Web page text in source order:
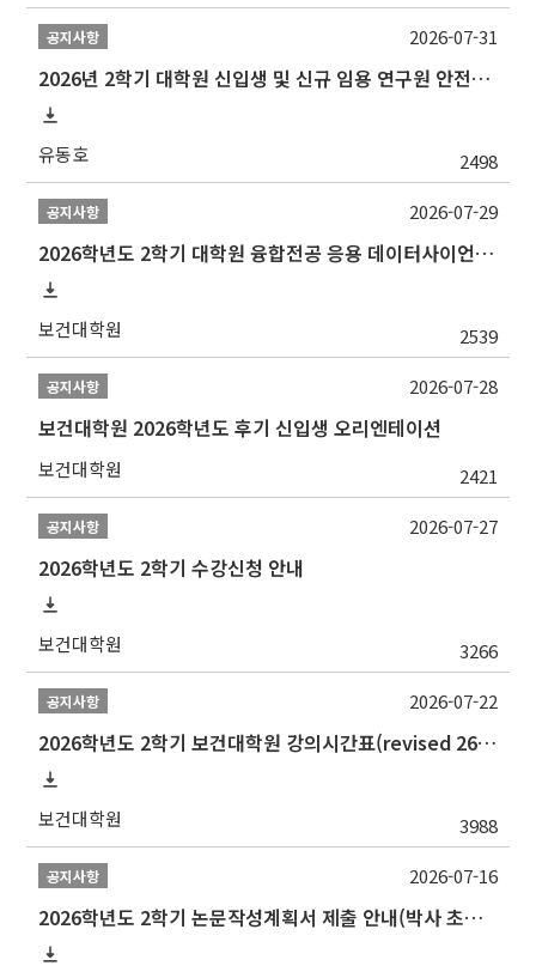
공지사항
2026년 2학기 대학원 신입생 및 신규 임용 연구원 안전환경교육(신규교육) 실시 안내
유동호 2498
2026-07-31
공지사항
2026학년도 2학기 대학원 융합전공 응용 데이터사이언스 선발 계획 알림
보건대학원 2539
2026-07-29
공지사항
보건대학원 2026학년도 후기 신입생 오리엔테이션
보건대학원 2421
2026-07-28
공지사항
2026학년도 2학기 수강신청 안내
보건대학원 3266
2026-07-27
공지사항
2026학년도 2학기 보건대학원 강의시간표(revised 260803)(2026 2nd SEMESTER SNU GSPH TIMETABLE)
보건대학원 3988
2026-07-22
공지사항
2026학년도 2학기 논문작성계획서 제출 안내(박사 초심 일정 포함)_Thesis Proposal
2026-07-16